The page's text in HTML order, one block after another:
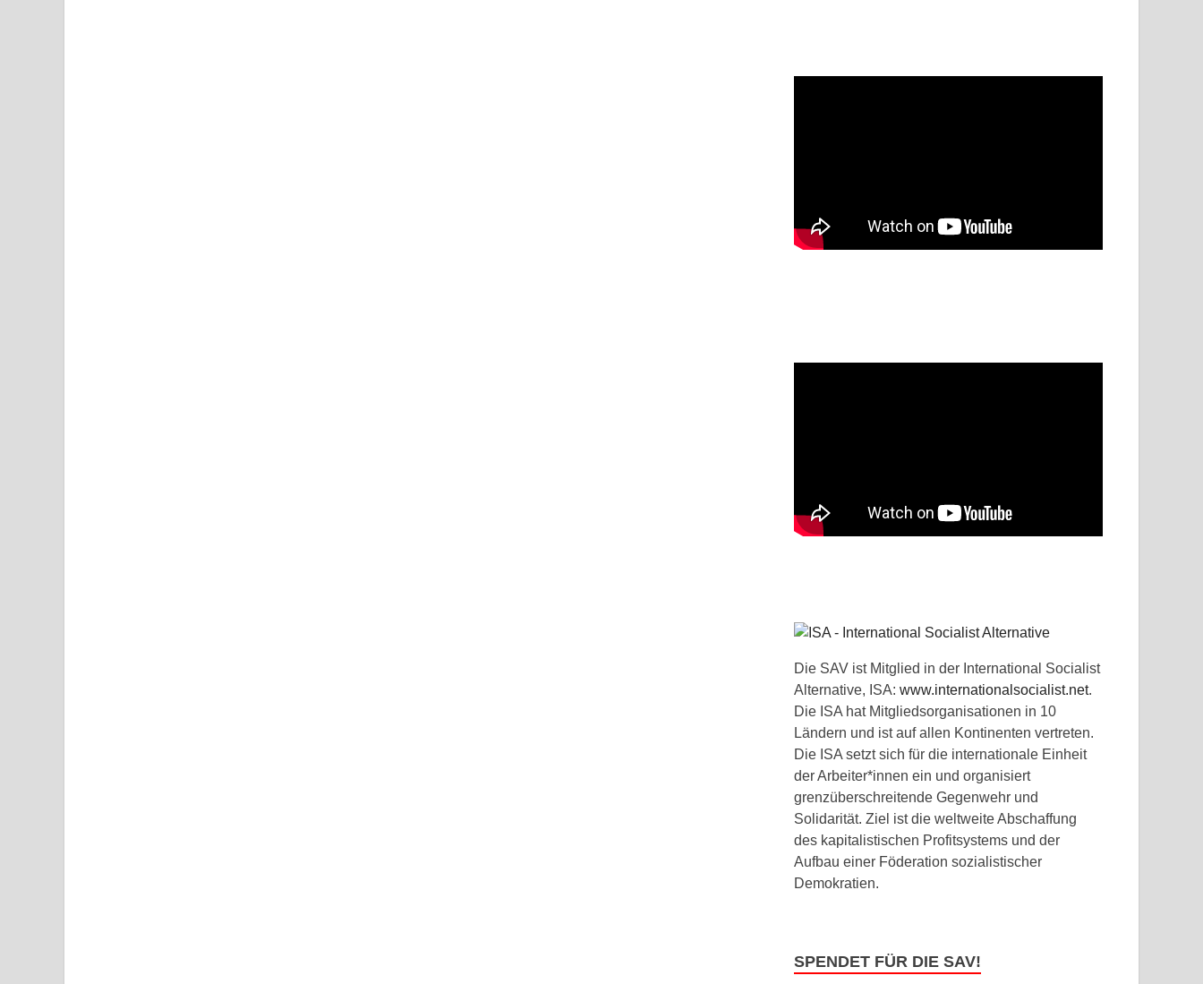
Die SAV ist Mitglied in der International Socialist
Alternative, ISA:www.internationalsocialist.net.
Die ISA hat Mitgliedsorganisationen in 10
Ländern und ist auf allen Kontinenten vertreten.
Die ISA setzt sich für die internationale Einheit
der Arbeiter*innen ein und organisiert
grenzüberschreitende Gegenwehr und
Solidarität. Ziel ist die weltweite Abschaffung
des kapitalistischen Profitsystems und der
Aufbau einer Föderation sozialistischer
Demokratien.
SPENDET FÜR DIE SAV!